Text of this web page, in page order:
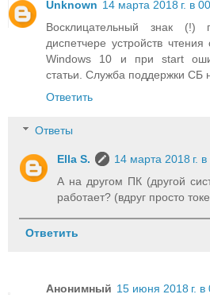
Unknown 14 марта 2018 г. в
Восклицательный знак
диспетчере устройств
Windows 10 и при start
статьи. Служба поддержки СБ
Ответить
Ответы
Ella S.
14 марта 2018 г.
А на другом ПК (другой
работает? (вдруг просто
Ответить
Анонимный 15 июня 2018 г. в